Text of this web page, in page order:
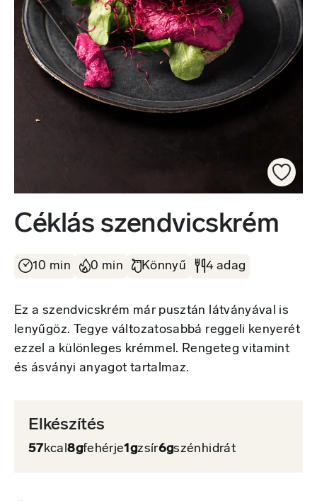
Céklás szendvicskrém
10 min 0 min Könnyű 4 adag
Ez a szendvicskrém már pusztán látványával is
lenyűgöz. Tegye változatosabbá reggeli kenyerét
ezzel a különleges krémmel. Rengeteg vitamint
és ásványi anyagot tartalmaz.
Elkészítés
57kcal8gfehérje1gzsír6gszénhidrát